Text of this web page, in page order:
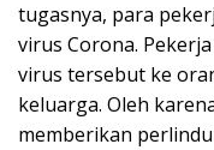
tugasnya, para
virus Corona.
virus tersebut ke
keluarga. Oleh
memberikan